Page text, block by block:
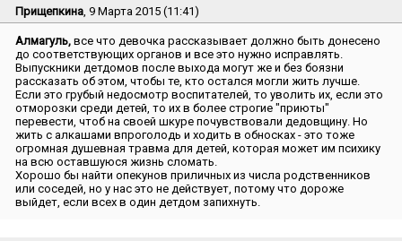
Прищепкина, 9 Марта 2015 (11:41)
Алмагуль, все что девочка рассказывает должно быть донесено
до соответствующих органов и все это нужно исправлять.
Выпускники детдомов после выхода могут же и без боязни
рассказать об этом, чтобы те, кто остался могли жить лучше.
Если это грубый недосмотр воспитателей, то уволить их, если это
отморозки среди детей, то их в более строгие ″приюты″
перевести, чтоб на своей шкуре почувствовали дедовщину. Но
жить с алкашами впроголодь и ходить в обносках - это тоже
огромная душевная травма для детей, которая может им психику
на всю оставшуюся жизнь сломать.
Хорошо бы найти опекунов приличных из числа родственников
или соседей, но у нас это не действует, потому что дороже
выйдет, если всех в один детдом запихнуть.